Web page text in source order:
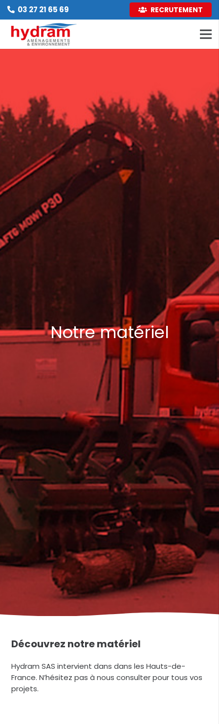
03 27 21 65 69 RECRUTEMENT
Notre matériel
Découvrez notre matériel
Hydram SAS intervient dans dans les Hauts-de-
France. N’hésitez pas à nous consulter pour tous vos
projets.